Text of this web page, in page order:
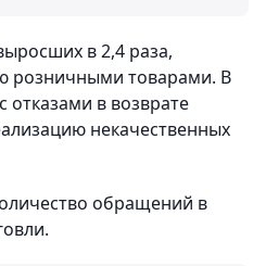
в 2,4 раза,
розничными товарами. В
в возврате
некачественных
обращений в